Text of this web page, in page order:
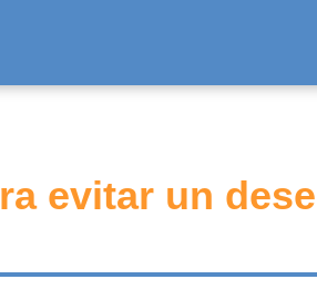
evitar un